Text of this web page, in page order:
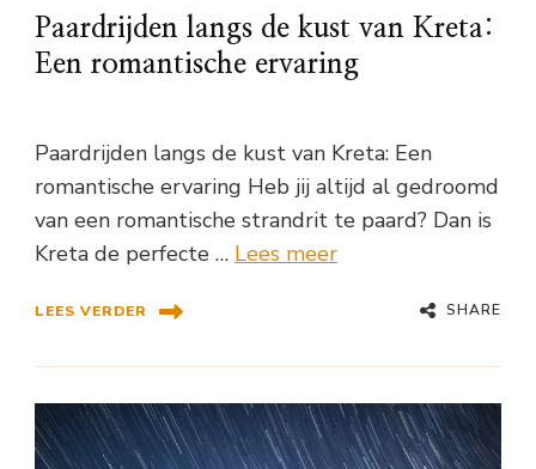
Paardrijden langs de kust van Kreta:
Een romantische ervaring
Paardrijden langs de kust van Kreta: Een
romantische ervaring Heb jij altijd al gedroomd
van een romantische strandrit te paard? Dan is
Kreta de perfecte … Lees meer
LEES VERDER SHARE